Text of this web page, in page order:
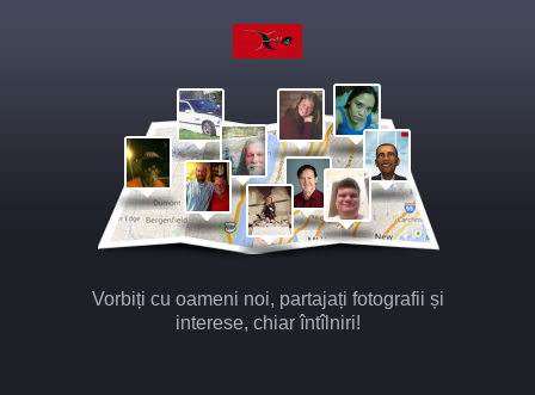
Vorbiți cu oameni noi, partajați fotografii și
interese, chiar întîlniri!